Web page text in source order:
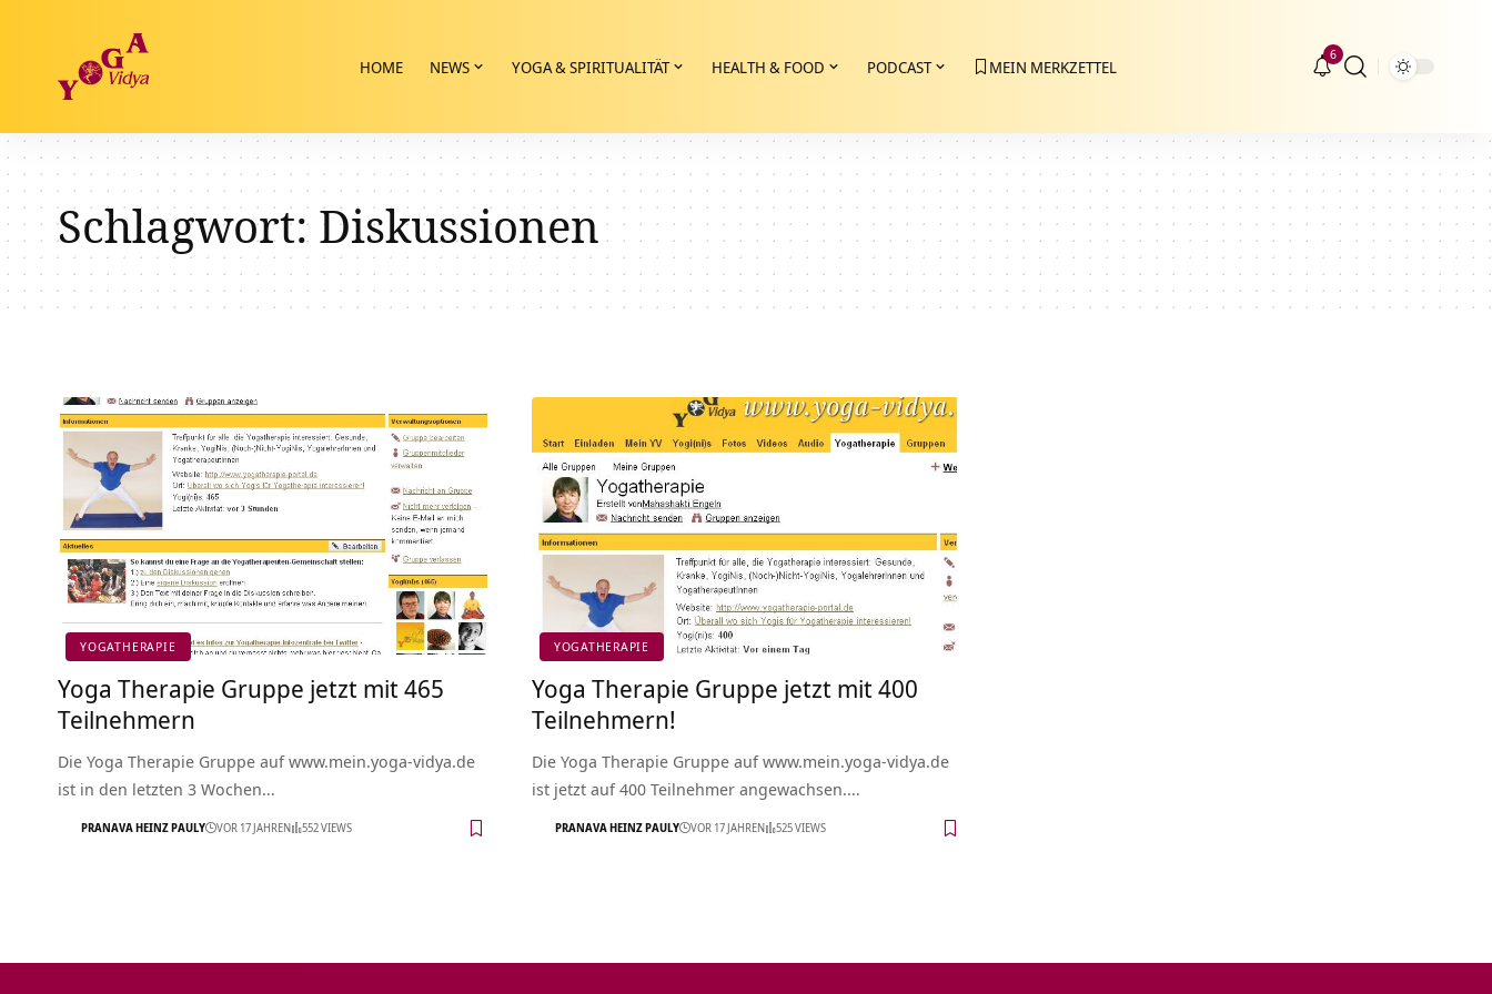
HOME NEWS YOGA & SPIRITUALITÄT HEALTH & FOOD PODCAST MEIN MERKZETTEL
6
Schlagwort:Diskussionen
YOGATHERAPIE
Yoga Therapie Gruppe jetzt mit 465
Teilnehmern
Die Yoga Therapie Gruppe auf www.mein.yoga-vidya.de
ist in den letzten 3 Wochen…
PRANAVA HEINZ PAULY VOR 17 JAHREN 552 VIEWS
YOGATHERAPIE
Yoga Therapie Gruppe jetzt mit 400
Teilnehmern!
Die Yoga Therapie Gruppe auf www.mein.yoga-vidya.de
ist jetzt auf 400 Teilnehmer angewachsen.…
PRANAVA HEINZ PAULY VOR 17 JAHREN 525 VIEWS